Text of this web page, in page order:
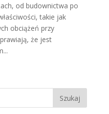
od budownictwa po
takie jak
obciążeń przy
że jest